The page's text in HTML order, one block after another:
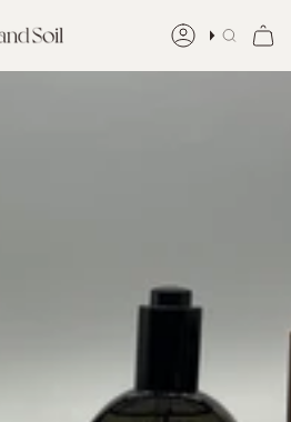
検